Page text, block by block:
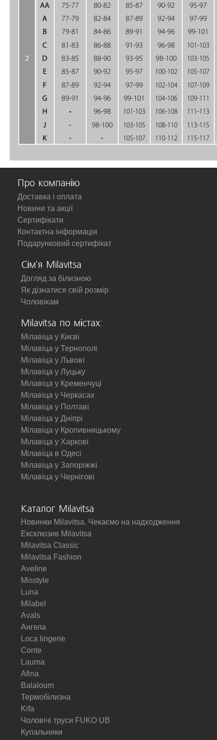
Про компанію
Доставка і оплата
Новини та акції
Сертифікати
Контактна інформація
Подарунковий сертифікат
Сім'я Milavitsa
Догляд за білизною
Як дізнатися свій розмір
Чоловікам
Milavitsa по містах:
Мілавіца у Києві
Мілавіца у Тернополі
Мілавіца у Львові
Мілавіца у Луцьку
Мілавіца у Кременчуці
Мілавіца у Черкасах
Мілавіца у Полтаві
Мілавіца у Дніпрі
Мілавіца у Кропивницькому
Мілавіца у Харкові
Мілавіца в Одесі
Мілавіца у Запоріжжі
Мілавіца у Чернігові
Каталог Milavitsa
Новинки Milavitsa. Чекаємо на надходження
Ексклюзив Milavitsa
Milavitsa Classic
Milavitsa Fashion
Aveline
Misstyle
Luna
Milabel
Avals
Ангела
Loca lingerie
Conte
Lauma
Afina
Balaloum
Термобілизна
Kifa
Чоловічі труси FUKO UB
Купальники